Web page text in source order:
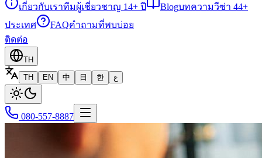
เกี่ยวกับเราทีมผู้เชี่ยวชาญ 14+ ปี Blogบทความวีซ่า 44+
ประเทศ
FAQคำถามที่พบบ่อย
ติดต่อ
TH
TH
EN 中 日 한 ع
080-557-8887